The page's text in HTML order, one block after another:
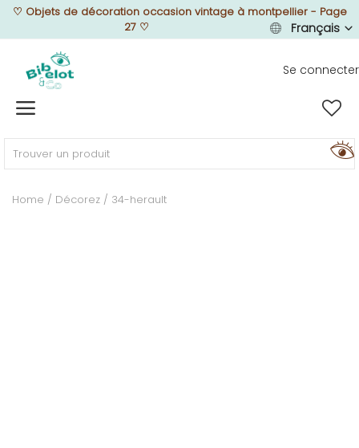
♡ Objets de décoration occasion vintage à montpellier - Page
27 ♡ Français
Se connecter
Home
MEUBLEZ
Home Décorez 34-herault